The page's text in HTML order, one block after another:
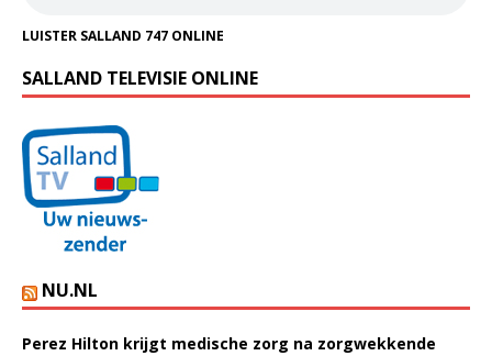
LUISTER SALLAND 747 ONLINE
SALLAND TELEVISIE ONLINE
NU.NL
Perez Hilton krijgt medische zorg na zorgwekkende